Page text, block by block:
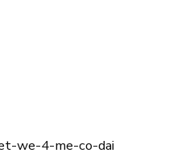
we-4-me-co-dai